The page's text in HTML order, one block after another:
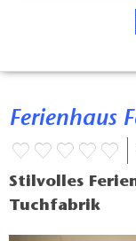
Ferienhaus
Stilvolles
Tuchfabrik